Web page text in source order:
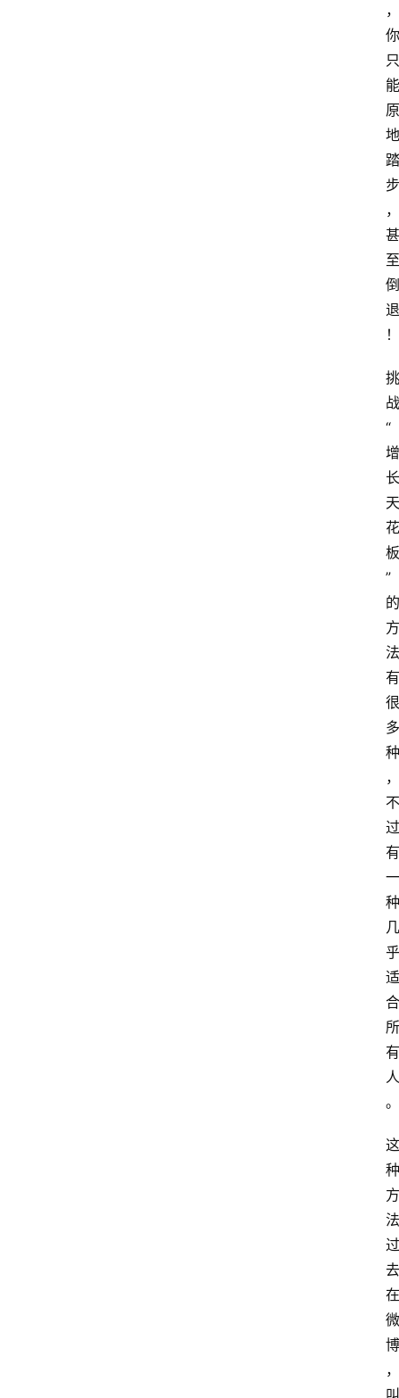
，
你
只
能
原
地
踏
步
，
甚
至
倒
退
！
挑
战
“
增
长
天
花
板
”
的
方
法
有
很
多
种
，
不
过
有
一
种
几
乎
适
合
所
有
人
。
这
种
方
法
过
去
在
微
博
，
叫